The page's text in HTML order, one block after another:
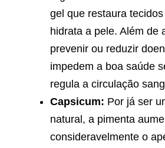
gel que restaura
hidrata a pele. Além de
prevenir ou reduzir
impedem a boa saúde
regula a circulação
Capsicum: Por já ser
natural, a pimenta
consideravelmente o